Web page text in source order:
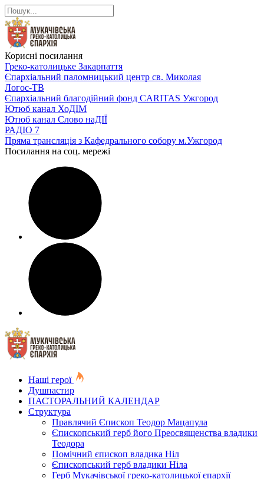
Корисні посилання
Греко-католицьке Закарпаття
Єпархіальний паломницький центр св. Миколая
Логос-ТВ
Єпархіальний благодійний фонд CARITAS Ужгород
Ютюб канал ХоДІМ
Ютюб канал Слово наДІЇ
РАДІО 7
Пряма трансляція з Кафедрального собору м.Ужгород
Посилання на соц. мережі
Наші герої
Душпастир
ПАСТОРАЛЬНИЙ КАЛЕНДАР
Структура
Правлячий Єпископ Теодор Мацапула
Єпископський герб його Преосвященства владики
Теодора
Помічний єпископ владика Ніл
Єпископський герб владики Ніла
Герб Мукачівської греко-католицької єпархії